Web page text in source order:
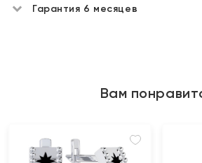
Гарантия 6 месяцев
Вам